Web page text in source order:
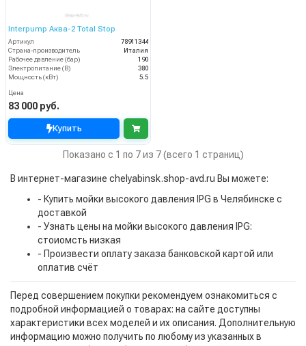
Interpump Аква-2 Total Stop
Артикул
78911344
Страна-производитель
Италия
Рабочее давление (бар)
190
Электропитание (В)
380
Мощность (кВт)
5.5
Цена
83 000 руб.
Купить
Показано с 1 по 7 из 7 (всего 1 страниц)
В интернет-магазине chelyabinsk.shop-avd.ru Вы можете:
- Купить мойки высокого давления IPG в Челябинске с
доставкой
- Узнать цены на мойки высокого давления IPG:
стоиомсть низкая
- Произвести оплату заказа банковской картой или
оплатив счёт
Перед совершением покупки рекомендуем ознакомиться с
подробной информацией о товарах: на сайте доступны
характеристики всех моделей и их описания. Дополнительную
информацию можно получить по любому из указанных в